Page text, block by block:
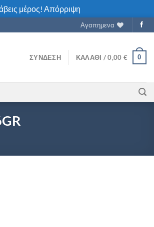
μέρος! Απόρριψη
Αγαπημενα
ΣΎΝΔΕΣΗ ΚΑΛΆΘΙ /0,00 € 0